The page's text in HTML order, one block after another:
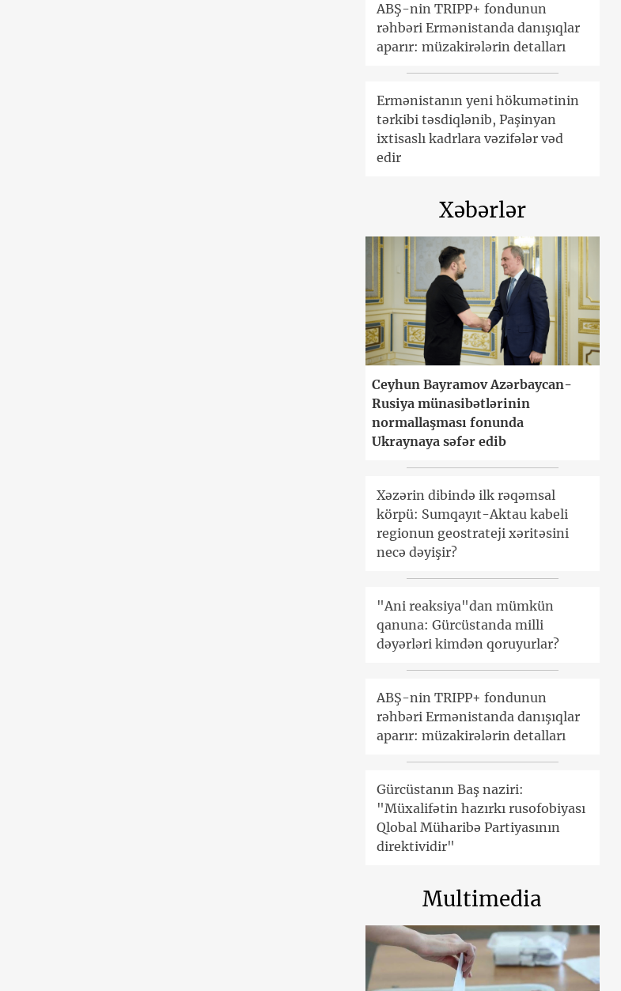
ABŞ-nin TRIPP+ fondunun
rəhbəri Ermənistanda danışıqlar
aparır: müzakirələrin detalları
Ermənistanın yeni hökumətinin
tərkibi təsdiqlənib, Paşinyan
ixtisaslı kadrlara vəzifələr vəd
edir
Xəbərlər
Ceyhun Bayramov Azərbaycan-
Rusiya münasibətlərinin
normallaşması fonunda
Ukraynaya səfər edib
Xəzərin dibində ilk rəqəmsal
körpü: Sumqayıt-Aktau kabeli
regionun geostrateji xəritəsini
necə dəyişir?
"Ani reaksiya"dan mümkün
qanuna: Gürcüstanda milli
dəyərləri kimdən qoruyurlar?
ABŞ-nin TRIPP+ fondunun
rəhbəri Ermənistanda danışıqlar
aparır: müzakirələrin detalları
Gürcüstanın Baş naziri:
"Müxalifətin hazırkı rusofobiyası
Qlobal Müharibə Partiyasının
direktividir"
Multimedia